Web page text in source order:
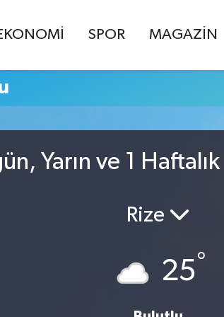
SPOR MAGAZİN
Yarın ve 1
Rize
25°